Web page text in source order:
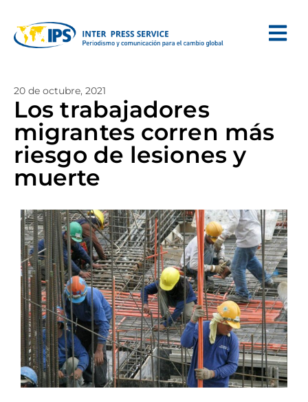
20 de octubre, 2021
Los trabajadores
migrantes corren más
riesgo de lesiones y
muerte